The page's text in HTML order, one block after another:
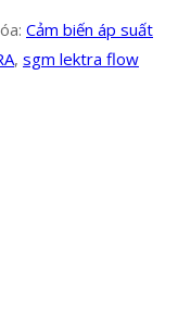
Cảm biến áp suất
, sgm lektra flow